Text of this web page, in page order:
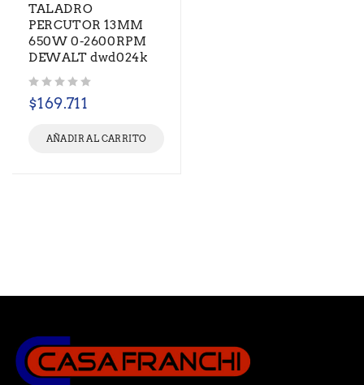
TALADRO
PERCUTOR 13MM
650W 0-2600RPM
DEWALT dwd024k
$169.711
AÑADIR AL CARRITO